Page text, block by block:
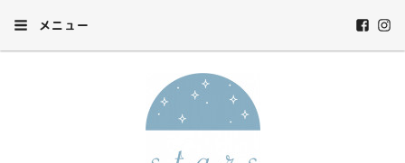
メニュー